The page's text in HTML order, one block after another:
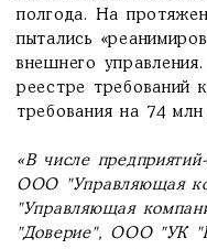
полгода. На
пытались
внешнего
реестре требований
требования на 74 млн
«В числе
ООО "Управляющая
"Управляющая
"Доверие", ООО "УК